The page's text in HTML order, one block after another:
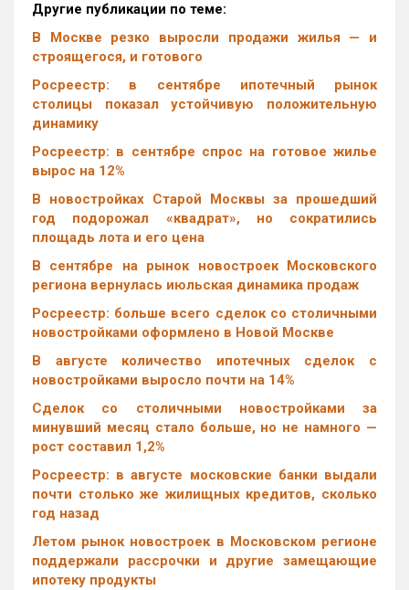
Другие публикации по теме:
В Москве резко выросли продажи жилья — и
строящегося, и готового
Росреестр: в сентябре ипотечный рынок
столицы показал устойчивую положительную
динамику
Росреестр: в сентябре спрос на готовое жилье
вырос на 12%
В новостройках Старой Москвы за прошедший
год подорожал «квадрат», но сократились
площадь лота и его цена
В сентябре на рынок новостроек Московского
региона вернулась июльская динамика продаж
Росреестр: больше всего сделок со столичными
новостройками оформлено в Новой Москве
В августе количество ипотечных сделок с
новостройками выросло почти на 14%
Cделок со столичными новостройками за
минувший месяц стало больше, но не намного —
рост составил 1,2%
Росреестр: в августе московские банки выдали
почти столько же жилищных кредитов, сколько
год назад
Летом рынок новостроек в Московском регионе
поддержали рассрочки и другие замещающие
ипотеку продукты